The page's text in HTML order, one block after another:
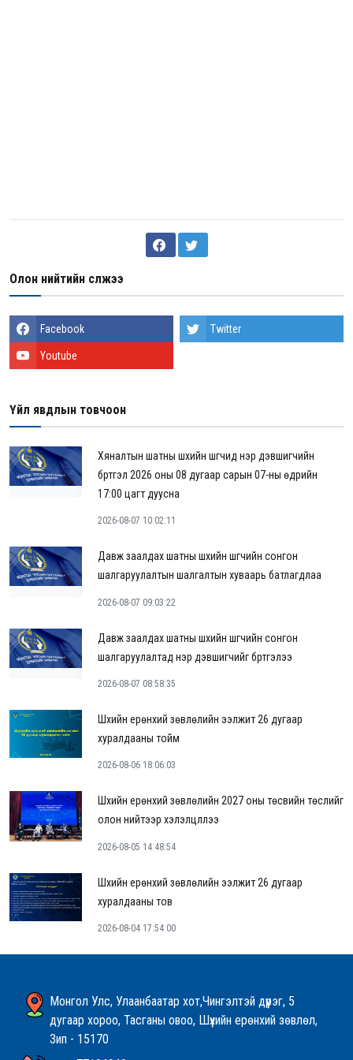
Олон нийтийн сүлжээ
Facebook Twitter
Youtube
Үйл явдлын товчоон
Хяналтын шатны шүүхийн шүүгчид нэр дэвшигчийн
бүртгэл 2026 оны 08 дугаар сарын 07-ны өдрийн
17:00 цагт дуусна
2026-08-07 10:02:11
Давж заалдах шатны шүүхийн шүүгчийн сонгон
шалгаруулалтын шалгалтын хуваарь батлагдлаа
2026-08-07 09:03:22
Давж заалдах шатны шүүхийн шүүгчийн сонгон
шалгаруулалтад нэр дэвшигчийг бүртгэлээ
2026-08-07 08:58:35
Шүүхийн ерөнхий зөвлөлийн ээлжит 26 дугаар
хуралдааны тойм
2026-08-06 18:06:03
Шүүхийн ерөнхий зөвлөлийн 2027 оны төсвийн төслийг
олон нийтээр хэлэлцүүллээ
2026-08-05 14:48:54
Шүүхийн ерөнхий зөвлөлийн ээлжит 26 дугаар
хуралдааны тов
2026-08-04 17:54:00
Монгол Улс, Улаанбаатар хот,Чингэлтэй дүүрэг, 5
дугаар хороо, Тасганы овоо, Шүүхийн ерөнхий зөвлөл,
Зип - 15170